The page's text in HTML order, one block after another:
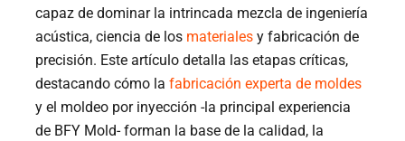
capaz de dominar la intrincada mezcla de ingeniería
acústica, ciencia de los materiales y fabricación de
precisión. Este artículo detalla las etapas críticas,
destacando cómo lafabricación experta de moldes
y el moldeo por inyección -la principal experiencia
de BFY Mold- forman la base de la calidad, la